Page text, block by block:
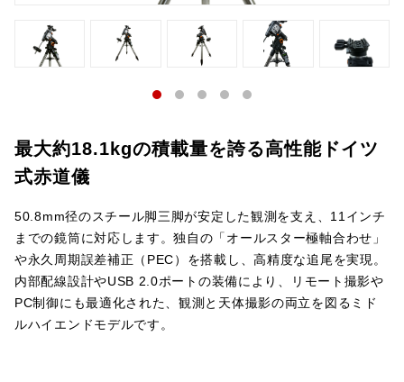
最大約18.1kgの積載量を誇る高性能ドイツ
式赤道儀
50.8mm径のスチール脚三脚が安定した観測を支え、11インチ
までの鏡筒に対応します。独自の「オールスター極軸合わせ」
や永久周期誤差補正（PEC）を搭載し、高精度な追尾を実現。
内部配線設計やUSB 2.0ポートの装備により、リモート撮影や
PC制御にも最適化された、観測と天体撮影の両立を図るミド
ルハイエンドモデルです。